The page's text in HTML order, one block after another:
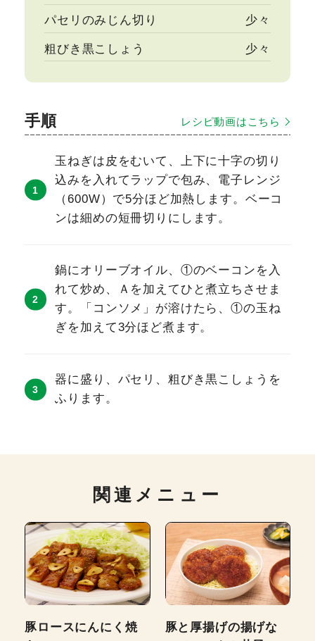
パセリのみじん切り 少々
粗びき黒こしょう 少々
手順 レシピ動画はこちら
玉ねぎは皮をむいて、上下に十字の切り
込みを入れてラップで包み、電子レンジ
（600W）で5分ほど加熱します。ベーコ
ンは細めの短冊切りにします。
鍋にオリーブオイル、①のベーコンを入
れて炒め、Ａを加えてひと煮立ちさせま
す。「コンソメ」が溶けたら、①の玉ね
ぎを加えて3分ほど煮ます。
器に盛り、パセリ、粗びき黒こしょうを
ふります。
関連メニュー
豚ロースにんにく焼
豚と厚揚げの揚げな